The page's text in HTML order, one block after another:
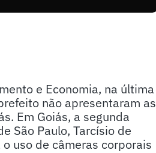
e Economia, na última
não apresentaram as
Em Goiás, a segunda
São Paulo, Tarcísio de
uso de câmeras corporais